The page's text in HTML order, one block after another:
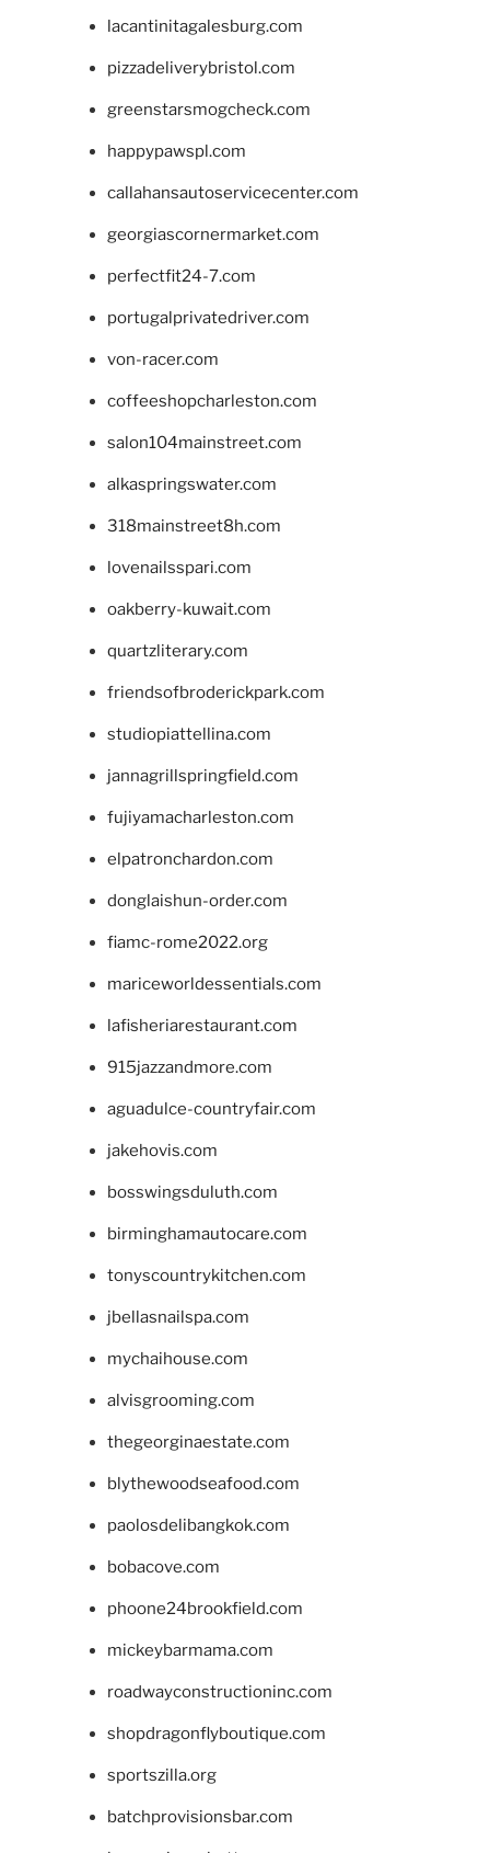
lacantinitagalesburg.com
pizzadeliverybristol.com
greenstarsmogcheck.com
happypawspl.com
callahansautoservicecenter.com
georgiascornermarket.com
perfectfit24-7.com
portugalprivatedriver.com
von-racer.com
coffeeshopcharleston.com
salon104mainstreet.com
alkaspringswater.com
318mainstreet8h.com
lovenailsspari.com
oakberry-kuwait.com
quartzliterary.com
friendsofbroderickpark.com
studiopiattellina.com
jannagrillspringfield.com
fujiyamacharleston.com
elpatronchardon.com
donglaishun-order.com
fiamc-rome2022.org
mariceworldessentials.com
lafisheriarestaurant.com
915jazzandmore.com
aguadulce-countryfair.com
jakehovis.com
bosswingsduluth.com
birminghamautocare.com
tonyscountrykitchen.com
jbellasnailspa.com
mychaihouse.com
alvisgrooming.com
thegeorginaestate.com
blythewoodseafood.com
paolosdelibangkok.com
bobacove.com
phoone24brookfield.com
mickeybarmama.com
roadwayconstructioninc.com
shopdragonflyboutique.com
sportszilla.org
batchprovisionsbar.com